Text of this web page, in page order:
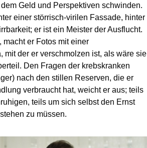
Geld und Perspektiven schwinden.
einer störrisch-virilen Fassade, hinter
er ist ein Meister der Ausflucht.
macht er Fotos mit einer
mit der er verschmolzen ist, als wäre sie
Den Fragen der krebskranken
nach den stillen Reserven, die er
verbraucht hat, weicht er aus; teils
teils um sich selbst den Ernst
zu müssen.